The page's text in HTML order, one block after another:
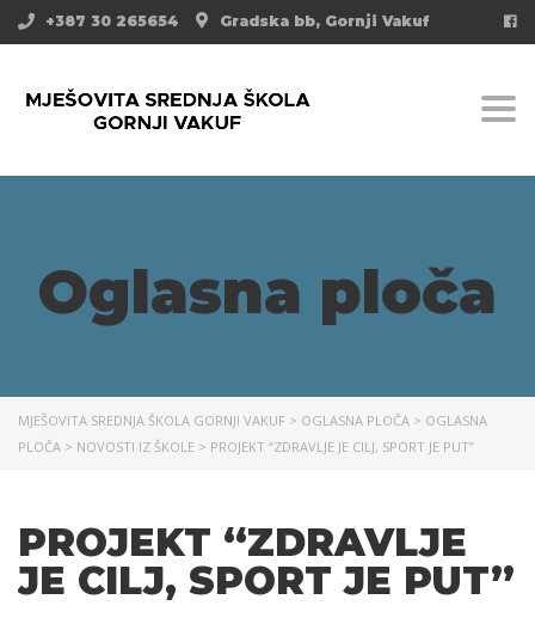
Gradska bb, Gornji Vakuf
+387 30 265654
Oglasna ploča
MJEŠOVITA SREDNJA ŠKOLA GORNJI VAKUF > OGLASNA PLOČA > OGLASNA
PLOČA > NOVOSTI IZ ŠKOLE > PROJEKT “ZDRAVLJE JE CILJ, SPORT JE PUT”
PROJEKT “ZDRAVLJE
JE CILJ, SPORT JE PUT”